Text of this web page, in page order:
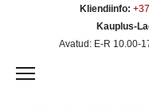
Kliendiinfo:
Kauplus-
Avatud: E-R 10.00-